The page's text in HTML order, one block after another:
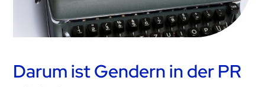
Darum ist Gendern in der PR